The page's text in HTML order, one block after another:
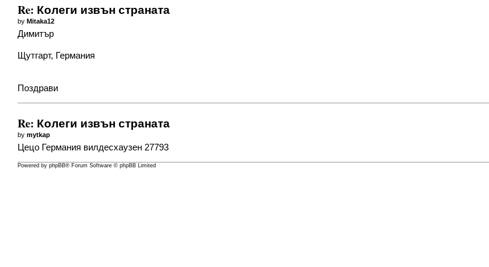
Re: Колеги извън страната
byMitaka12
Димитър
Щутгарт, Германия
Поздрави
Re: Колеги извън страната
bymytkap
Цецо Германия вилдесхаузен 27793
Powered byphpBB® Forum Software © phpBB Limited